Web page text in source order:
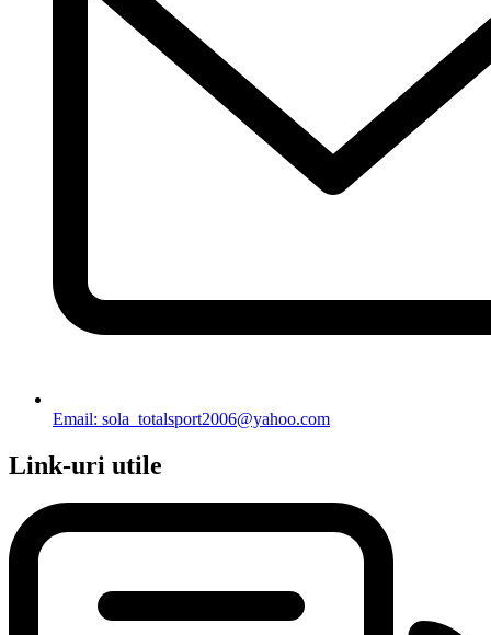
Email: sola_totalsport2006@yahoo.com
Link-uri utile